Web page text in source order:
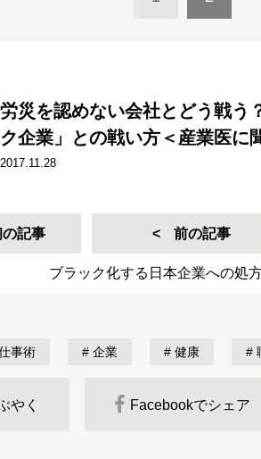
労災を認めない会社とどう戦
ク企業」との戦い方＜産業医に
2017.11.28
記事 前の記事
ブラック化する日本企業への処
事術 企業 健康
やく Facebookでシェア